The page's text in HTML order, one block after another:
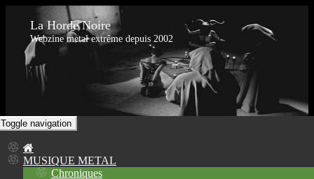
La Horde Noire
Webzine metal extrême depuis 2002
Toggle navigation
MUSIQUE METAL
Chroniques